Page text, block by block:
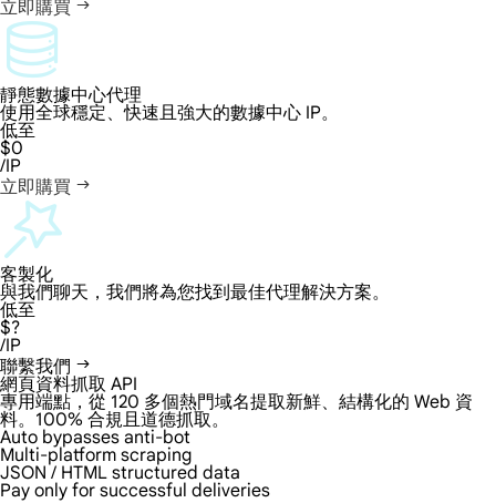
立即購買
靜態數據中心代理
使用全球穩定、快速且強大的數據中心 IP。
低至
$0
/IP
立即購買
客製化
與我們聊天，我們將為您找到最佳代理解決方案。
低至
$?
/IP
聯繫我們
網頁資料抓取 API
專用端點，從 120 多個熱門域名提取新鮮、結構化的 Web 資
料。100% 合規且道德抓取。
Auto bypasses anti-bot
Multi-platform scraping
JSON / HTML structured data
Pay only for successful deliveries